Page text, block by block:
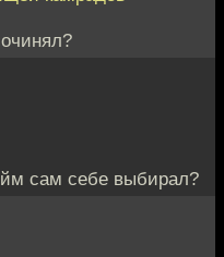
сам себе выбирал?